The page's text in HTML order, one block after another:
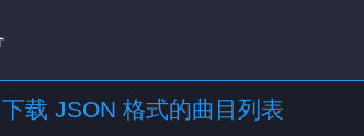
下载 JSON 格式的曲目列表